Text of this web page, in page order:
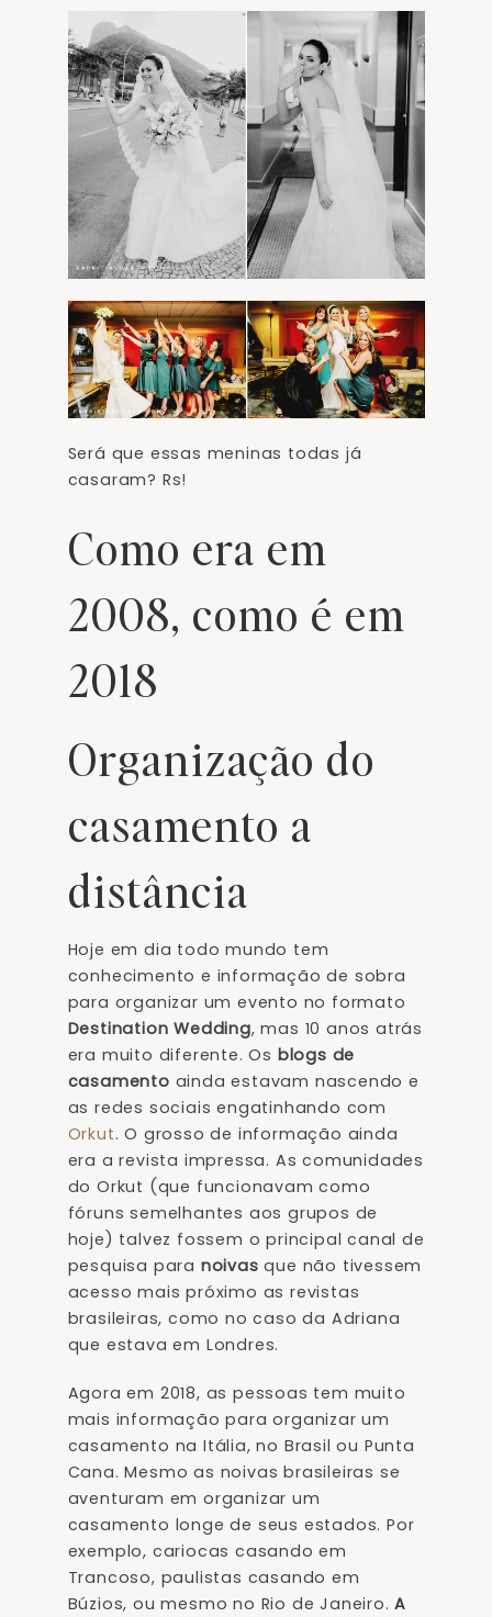
Será que essas meninas todas já
casaram? Rs!
Como era em
2008, como é em
2018
Organização do
casamento a
distância
Hoje em dia todo mundo tem
conhecimento e informação de sobra
para organizar um evento no formato
Destination Wedding, mas 10 anos atrás
era muito diferente. Os blogs de
casamento ainda estavam nascendo e
as redes sociais engatinhando com
Orkut. O grosso de informação ainda
era a revista impressa. As comunidades
do Orkut (que funcionavam como
fóruns semelhantes aos grupos de
hoje) talvez fossem o principal canal de
pesquisa para noivas que não tivessem
acesso mais próximo as revistas
brasileiras, como no caso da Adriana
que estava em Londres.
Agora em 2018, as pessoas tem muito
mais informação para organizar um
casamento na Itália, no Brasil ou Punta
Cana. Mesmo as noivas brasileiras se
aventuram em organizar um
casamento longe de seus estados. Por
exemplo, cariocas casando em
Trancoso, paulistas casando em
Búzios, ou mesmo no Rio de Janeiro.A